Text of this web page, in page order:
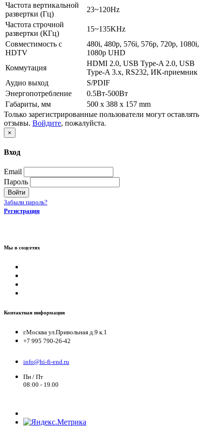
Частота вертикальной
развертки (Гц)
23~120Hz
Частота строчной
развертки (КГц)
15~135KHz
Совместимость с
HDTV
480i, 480p, 576i, 576p, 720p, 1080i,
1080p UHD
Коммутация
HDMI 2.0, USB Type-A 2.0, USB
Type-A 3.x, RS232, ИК-приемник
Аудио выход
S/PDIF
Энергопотребление
0.5Вт-500Вт
Габариты, мм
500 x 388 x 157 mm
Только зарегистрированные пользователи могут оставлять
отзывы. Войдите, пожалуйста.
×
Вход
Email
Пароль
Войти
Забыли пароль?
Регистрация
Мы в соцсетях
Контактная информация
г.Москва ул.Привольная д.9 к.1
+7 995 790-26-42
info@hi-fi-end.ru
Пн / Пт
08:00 - 19.00